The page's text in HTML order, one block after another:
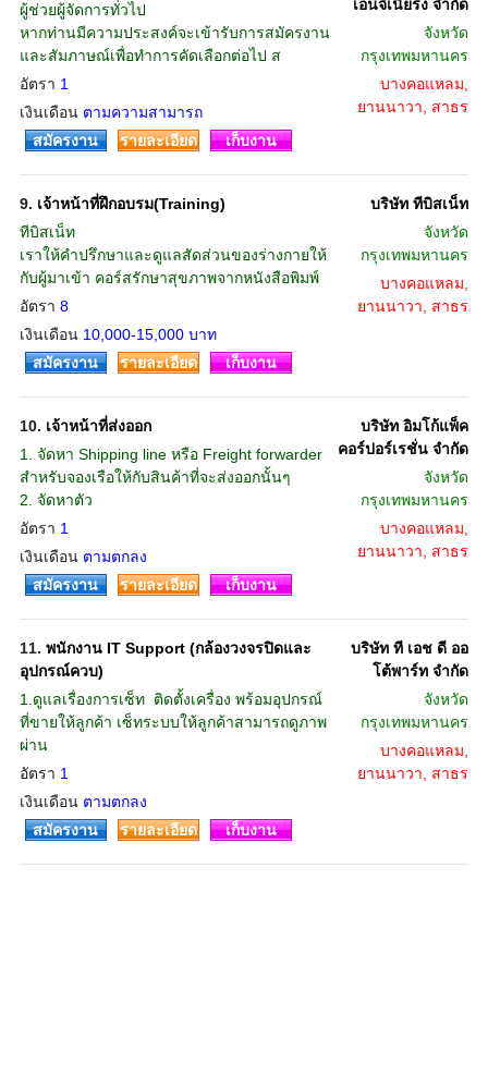
ผู้ช่วยผู้จัดการทั่วไป
หากท่านมีความประสงค์จะเข้ารับการสมัครงาน
และสัมภาษณ์เพื่อทำการคัดเลือกต่อไป ส
อัตรา 1
เงินเดือน ตามความสามารถ
เอ็นจิเนียริ่ง จำกัด
จังหวัด
กรุงเทพมหานคร
บางคอแหลม,
ยานนาวา, สาธร
สมัครงาน
รายละเอียด เก็บงาน
9. เจ้าหน้าที่ฝึกอบรม(Training)
ทีบิสเน็ท
เราให้คำปรึกษาและดูแลสัดส่วนของร่างกายให้
กับผู้มาเข้า คอร์สรักษาสุขภาพจากหนังสือพิมพ์
อัตรา 8
เงินเดือน 10,000-15,000 บาท
บริษัท ทีบิสเน็ท
จังหวัด
กรุงเทพมหานคร
บางคอแหลม,
ยานนาวา, สาธร
สมัครงาน รายละเอียด เก็บงาน
10. เจ้าหน้าที่ส่งออก
1. จัดหา Shipping line หรือ Freight forwarder
สำหรับจองเรือให้กับสินค้าที่จะส่งออกนั้นๆ
2. จัดหาตัว
อัตรา 1
เงินเดือน ตามตกลง
บริษัท อิมโก้แพ็ค
คอร์ปอร์เรชั่น จำกัด
จังหวัด
กรุงเทพมหานคร
บางคอแหลม,
ยานนาวา, สาธร
สมัครงาน
รายละเอียด เก็บงาน
11. พนักงาน IT Support (กล้องวงจรปิดและ
อุปกรณ์ควบ)
1.ดูแลเรื่องการเซ็ท  ติดตั้งเครื่อง พร้อมอุปกรณ์
ที่ขายให้ลูกค้า เซ็ทระบบให้ลูกค้าสามารถดูภาพ
ผ่าน
อัตรา 1
เงินเดือน ตามตกลง
บริษัท ที เอช ดี ออ
โต้พาร์ท จำกัด
จังหวัด
กรุงเทพมหานคร
บางคอแหลม,
ยานนาวา, สาธร
สมัครงาน รายละเอียด เก็บงาน